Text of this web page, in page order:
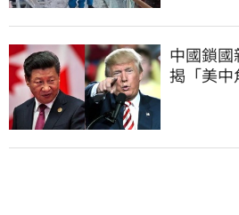
中國鎖
揭「美中